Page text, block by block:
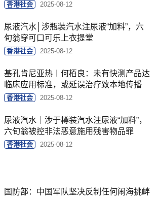
香港社会 2025-08-12
尿液汽水│涉瓶装汽水注尿液“加料”，六
旬翁穿可口可乐上衣提堂
香港社会 2025-08-12
基孔肯尼亚热︱何栢良：未有快测产品达
临床应用标准，或延误治疗致本地传播
香港社会 2025-08-12
尿液汽水｜涉于樽装汽水注尿液“加料”，
六旬翁被控非法恶意施用残害物品罪
香港社会 2025-08-12
国防部：中国军队坚决反制任何闹海挑衅